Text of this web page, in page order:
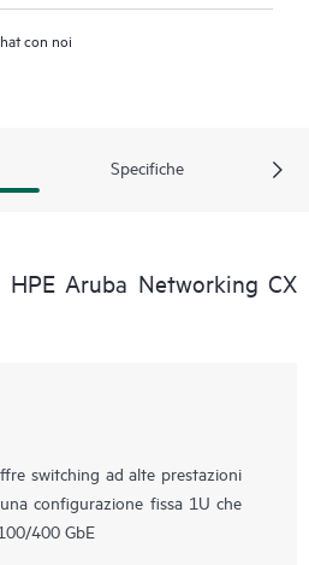
con noi
Specifiche
Aruba Networking CX
switching ad alte prestazioni
configurazione fissa 1U che
400 GbE